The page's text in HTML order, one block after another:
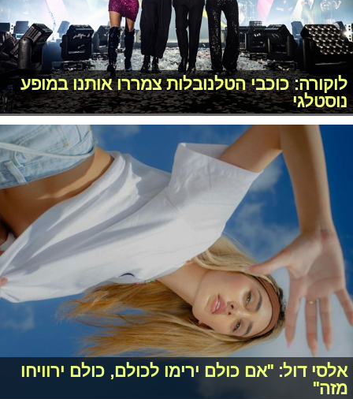
לוקורה: כוכבי הטלנובלות צמררו אותנו במופע
נוסטלגי
אלסי דול: "אם כולם ירימו לכולם, כולם ירוויחו
מזה"